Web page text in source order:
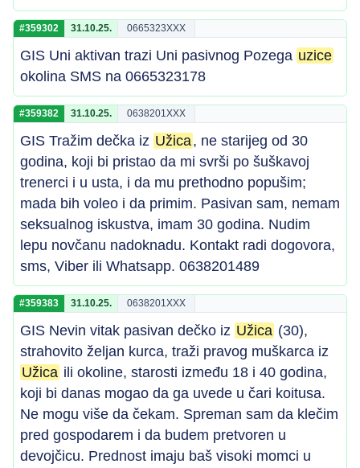
#359302 31.10.25. 0665323XXX
GIS Uni aktivan trazi Uni pasivnog Pozega uzice
okolina SMS na 0665323178
#359382 31.10.25. 0638201XXX
GIS Tražim dečka iz Užica, ne starijeg od 30
godina, koji bi pristao da mi svrši po šuškavoj
trenerci i u usta, i da mu prethodno popušim;
mada bih voleo i da primim. Pasivan sam, nemam
seksualnog iskustva, imam 30 godina. Nudim
lepu novčanu nadoknadu. Kontakt radi dogovora,
sms, Viber ili Whatsapp. 0638201489
#359383 31.10.25. 0638201XXX
GIS Nevin vitak pasivan dečko iz Užica (30),
strahovito željan kurca, traži pravog muškarca iz
Užica ili okoline, starosti između 18 i 40 godina,
koji bi danas mogao da ga uvede u čari koitusa.
Ne mogu više da čekam. Spreman sam da klečim
pred gospodarem i da budem pretvoren u
devojčicu. Prednost imaju baš visoki momci u